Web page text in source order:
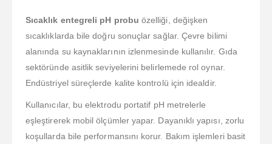
Sıcaklık entegreli pH probu özelliği, değişken
sıcaklıklarda bile doğru sonuçlar sağlar. Çevre bilimi
alanında su kaynaklarının izlenmesinde kullanılır. Gıda
sektöründe asitlik seviyelerini belirlemede rol oynar.
Endüstriyel süreçlerde kalite kontrolü için idealdir.
Kullanıcılar, bu elektrodu portatif pH metrelerle
eşleştirerek mobil ölçümler yapar. Dayanıklı yapısı, zorlu
koşullarda bile performansını korur. Bakım işlemleri basit